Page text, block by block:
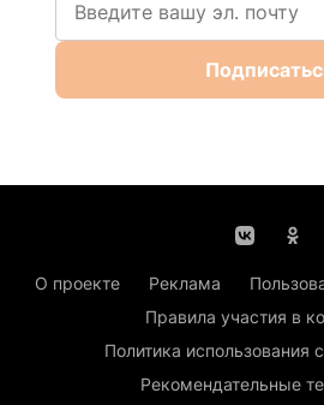
О проекте Реклама
Правила участия в
Политика использования
Рекомендательные